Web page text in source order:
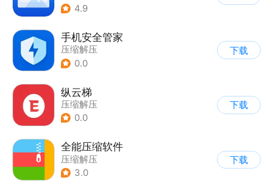
4.9
手机安全管家
压缩解压
0.0
下载
纵云梯
压缩解压
0.0
下载
全能压缩软件
压缩解压
3.0
下载